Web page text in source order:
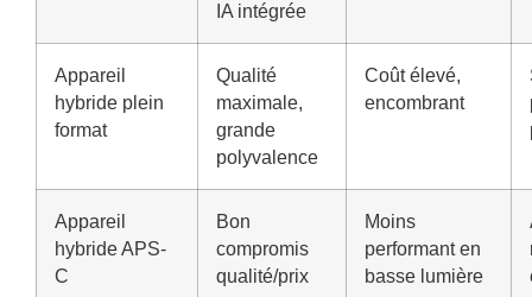
IA intégrée
Appareil
hybride plein
format
Qualité
maximale,
grande
polyvalence
Coût élevé,
encombrant
Appareil
hybride APS-
C
Bon
compromis
qualité/prix
Moins
performant en
basse lumière